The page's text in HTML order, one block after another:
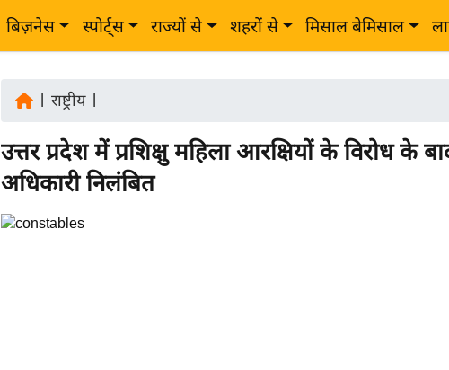
बिज़नेस स्पोर्ट्स राज्यों से शहरों से मिसाल बेमिसाल
राष्ट्रीय|
उत्तर प्रदेश में प्रशिक्षु महिला आरक्षियों के विरोध के
अधिकारी निलंबित